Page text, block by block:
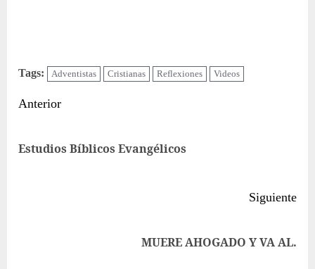
Tags: Adventistas Cristianas Reflexiones Videos
Sigue
Anterior
Estudios Bíblicos Evangélicos
Siguiente
MUERE AHOGADO Y VA AL.